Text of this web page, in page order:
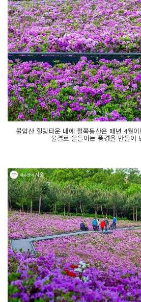
불암산 힐링타운 내에 철쭉동산은 매년 4월
물결로 물들이는 풍경을 만들